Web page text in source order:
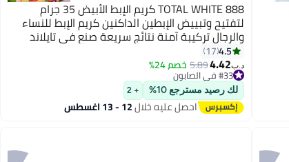
888 TOTAL WHITE كريم الإبط الأبيض 35 جرام
لتفتيح وتبييض الإبطين الداكنين كريم الإبط للنساء
والرجال تركيبة آمنة نتائج سريعة صنع في تايلاند
4.5
17
د.ب‏4.42
5.89خصم 24% #33 في الصابون
تم بيع +30 مؤخرًا
#33 في الصابون
لك رصيد مسترجع 10% + 2
احصل عليه خلال12 - 13 اغسطس